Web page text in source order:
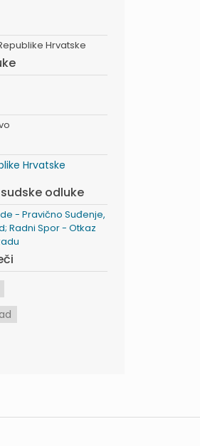
Hrvatske
Hrvatske
odluke
- Pravično Suđenje,
Radni Spor - Otkaz